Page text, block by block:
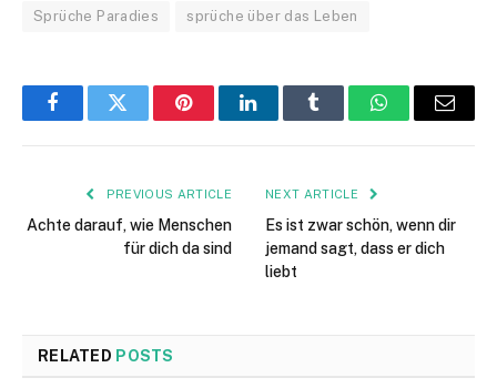
Sprüche Paradies sprüche über das Leben
FacebookTwitter PinterestLinkedInTumblr WhatsAppEmail
PREVIOUS ARTICLE
Achte darauf, wie Menschen
für dich da sind
NEXT ARTICLE
Es ist zwar schön, wenn dir
jemand sagt, dass er dich
liebt
RELATED POSTS